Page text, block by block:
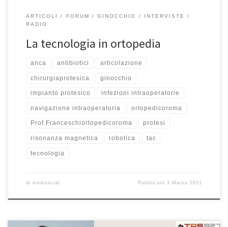
ARTICOLI FORUM GINOCCHIO
INTERVISTE
RADIO
La tecnologia in ortopedia
anca antibiotici articolazione
chirurgiaprotesica ginocchio
impianto protesico infezioni intraoperatorie
navigazione intraoperatoria ortopedicoroma
Prof.Franceschiortopedicoroma protesi
risonanza magnetica robotica tac
tecnologia
di medisocial Pubblicato3 Marzo 2021